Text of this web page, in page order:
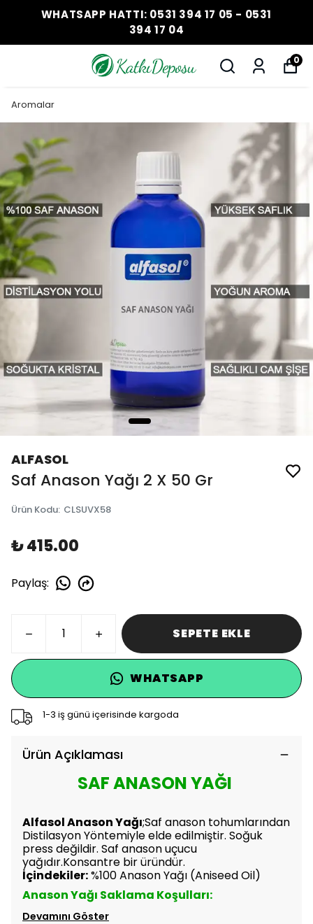
WHATSAPP HATTI: 0531 394 17 05 - 0531
394 17 04
0
Aromalar
ALFASOL
Saf Anason Yağı 2 X 50 Gr
Ürün Kodu: CLSUVX58
₺ 415.00
Paylaş:
SEPETE EKLE
WHATSAPP
1-3 iş günü içerisinde kargoda
Ürün Açıklaması
SAF ANASON YAĞI
Alfasol Anason Yağı;Saf anason tohumlarından
Distilasyon Yöntemiyle elde edilmiştir. Soğuk
press değildir. Saf anason uçucu
yağıdır.Konsantre bir üründür.
İçindekiler:%100 Anason Yağı (Aniseed Oil)
Anason Yağı Saklama Koşulları:
Devamını Göster